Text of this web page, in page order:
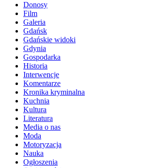
Donosy
Film
Galeria
Gdańsk
Gdańskie widoki
Gdynia
Gospodarka
Historia
Interwencje
Komentarze
Kronika kryminalna
Kuchnia
Kultura
Literatura
Media o nas
Moda
Motoryzacja
Nauka
Ogłoszenia